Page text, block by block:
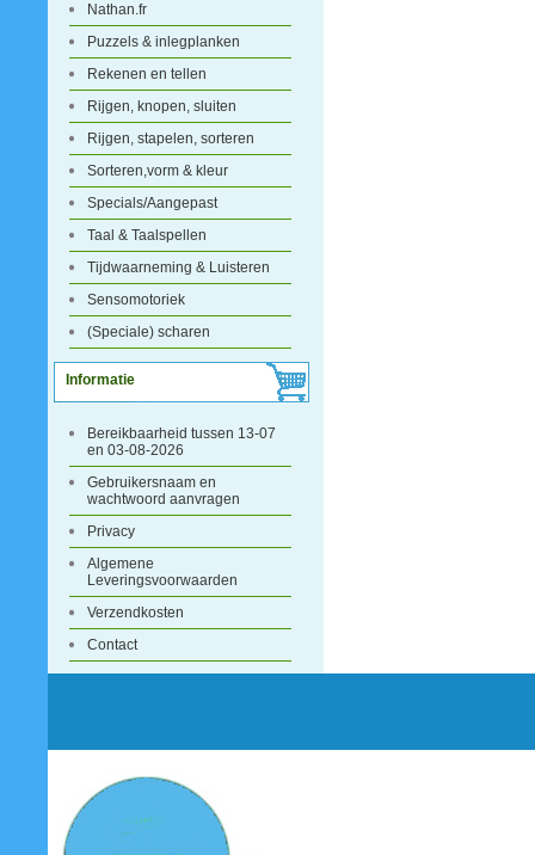
Nathan.fr
Puzzels & inlegplanken
Rekenen en tellen
Rijgen, knopen, sluiten
Rijgen, stapelen, sorteren
Sorteren,vorm & kleur
Specials/Aangepast
Taal & Taalspellen
Tijdwaarneming & Luisteren
Sensomotoriek
(Speciale) scharen
Informatie
Bereikbaarheid tussen 13-07
en 03-08-2026
Gebruikersnaam en
wachtwoord aanvragen
Privacy
Algemene
Leveringsvoorwaarden
Verzendkosten
Contact